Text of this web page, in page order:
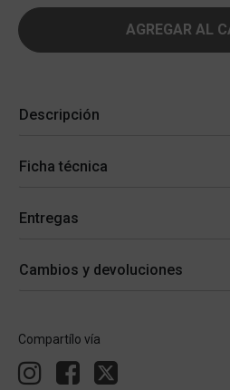
AGREGAR AL
Descripción
Ficha técnica
Entregas
Cambios y devoluciones
Compartílo vía